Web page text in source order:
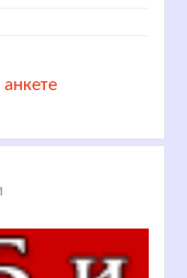
анкете